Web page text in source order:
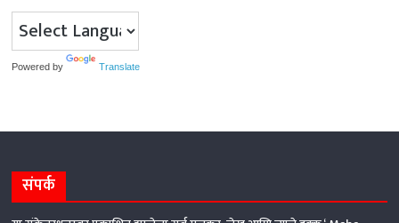
Powered by Translate
संपर्क